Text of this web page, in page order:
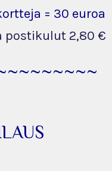
= 30 euroa
postikulut 2,80 €